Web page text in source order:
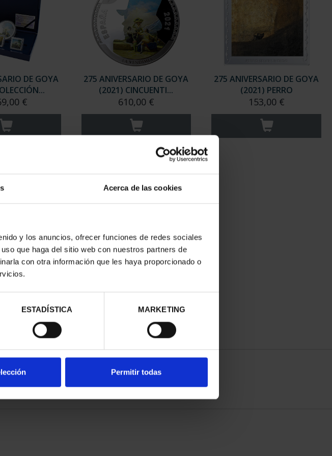
Acerca de las cookies
y los anuncios, ofrecer funciones de redes sociales
que haga del sitio web con nuestros partners de
con otra información que les haya proporcionado o
ESTADÍSTICA MARKETING
Permitir todas
DE GOYA
€
275 ANIVERSARIO DE GOYA
(2021) CINCUENTI...
610,00 €
275 ANIVERSARIO DE GOYA
(2021) PERRO
153,00 €
DE GOYA